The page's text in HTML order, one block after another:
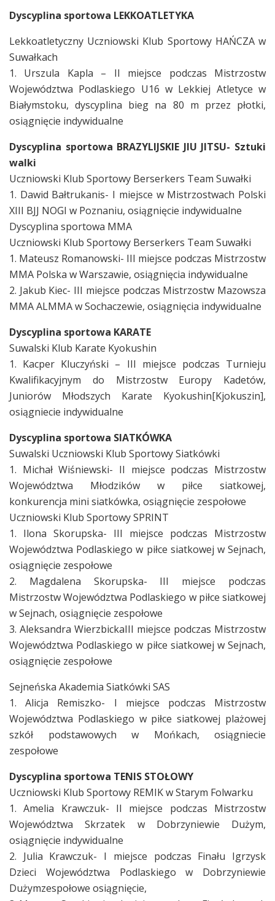
Dyscyplina sportowa LEKKOATLETYKA
Lekkoatletyczny Uczniowski Klub Sportowy HAŃCZA w
Suwałkach
1. Urszula Kapla – II miejsce podczas Mistrzostw
Województwa Podlaskiego U16 w Lekkiej Atletyce w
Białymstoku, dyscyplina bieg na 80 m przez płotki,
osiągnięcie indywidualne
Dyscyplina sportowa BRAZYLIJSKIE JIU JITSU- Sztuki
walki
Uczniowski Klub Sportowy Berserkers Team Suwałki
1. Dawid Bałtrukanis- I miejsce w Mistrzostwach Polski
XIII BJJ NOGI w Poznaniu, osiągnięcie indywidualne
Dyscyplina sportowa MMA
Uczniowski Klub Sportowy Berserkers Team Suwałki
1. Mateusz Romanowski- III miejsce podczas Mistrzostw
MMA Polska w Warszawie, osiągnięcia indywidualne
2. Jakub Kiec- III miejsce podczas Mistrzostw Mazowsza
MMA ALMMA w Sochaczewie, osiągnięcia indywidualne
Dyscyplina sportowa KARATE
Suwalski Klub Karate Kyokushin
1. Kacper Kluczyński – III miejsce podczas Turnieju
Kwalifikacyjnym do Mistrzostw Europy Kadetów,
Juniorów Młodszych Karate Kyokushin[Kjokuszin],
osiągniecie indywidualne
Dyscyplina sportowa SIATKÓWKA
Suwalski Uczniowski Klub Sportowy Siatkówki
1. Michał Wiśniewski- II miejsce podczas Mistrzostw
Województwa Młodzików w piłce siatkowej,
konkurencja mini siatkówka, osiągnięcie zespołowe
Uczniowski Klub Sportowy SPRINT
1. Ilona Skorupska- III miejsce podczas Mistrzostw
Województwa Podlaskiego w piłce siatkowej w Sejnach,
osiągnięcie zespołowe
2. Magdalena Skorupska- III miejsce podczas
Mistrzostw Województwa Podlaskiego w piłce siatkowej
w Sejnach, osiągnięcie zespołowe
3. Aleksandra WierzbickaIII miejsce podczas Mistrzostw
Województwa Podlaskiego w piłce siatkowej w Sejnach,
osiągnięcie zespołowe
Sejneńska Akademia Siatkówki SAS
1. Alicja Remiszko- I miejsce podczas Mistrzostw
Województwa Podlaskiego w piłce siatkowej plażowej
szkół podstawowych w Mońkach, osiągniecie
zespołowe
Dyscyplina sportowa TENIS STOŁOWY
Uczniowski Klub Sportowy REMIK w Starym Folwarku
1. Amelia Krawczuk- II miejsce podczas Mistrzostw
Województwa Skrzatek w Dobrzyniewie Dużym,
osiągnięcie indywidualne
2. Julia Krawczuk- I miejsce podczas Finału Igrzysk
Dzieci Województwa Podlaskiego w Dobrzyniewie
Dużymzespołowe osiągnięcie,